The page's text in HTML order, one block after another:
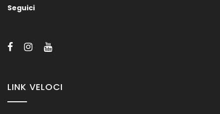
Contattateci per informazioni su misure, supporti e/o finiture
dei nostri sanitari.
Seguici
LINK VELOCI